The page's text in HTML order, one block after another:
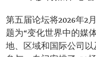
第五届论坛将2026年2
题为“变化世界中的媒
地、区域和国际公司